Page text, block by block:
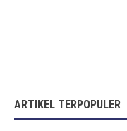
ARTIKEL TERPOPULER